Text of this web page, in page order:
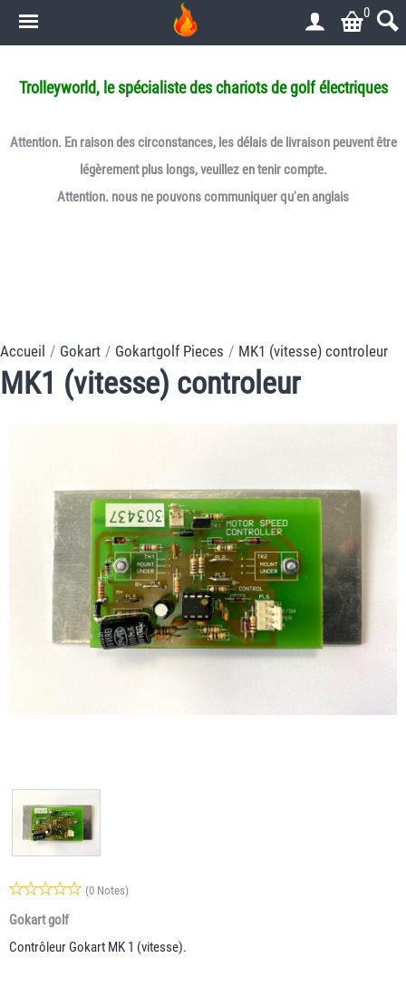
0
Trolleyworld, le spécialiste des chariots de golf électriques
Attention. En raison des circonstances, les délais de livraison peuvent être
légèrement plus longs, veuillez en tenir compte.
Attention. nous ne pouvons communiquer qu'en anglais
Accueil / Gokart / Gokartgolf Pieces / MK1 (vitesse) controleur
MK1 (vitesse) controleur
(0 Notes)
Gokart golf
Contrôleur Gokart MK 1 (vitesse).